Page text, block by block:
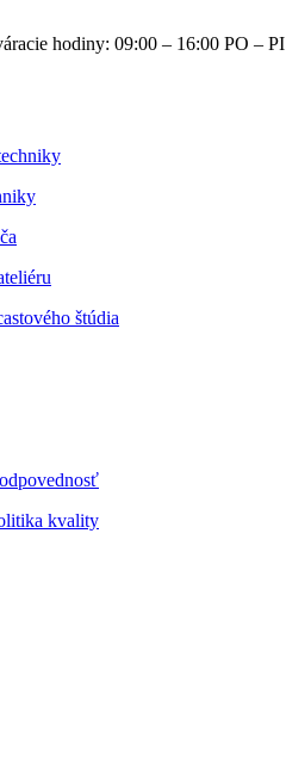
hodiny: 09:00 – 16:00 PO – PI
štúdia
kvality